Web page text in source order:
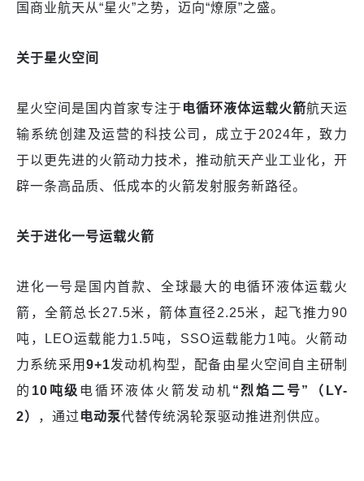
国商业航天从“星火”之势，迈向“燎原”之盛。
关于星火空间
星火空间是国内首家专注于电循环液体运载火箭航天运
输系统创建及运营的科技公司，成立于2024年，致力
于以更先进的火箭动力技术，推动航天产业工业化，开
辟一条高品质、低成本的火箭发射服务新路径。
关于进化一号运载火箭
进化一号是国内首款、全球最大的电循环液体运载火
箭，全箭总长27.5米，箭体直径2.25米，起飞推力90
吨，LEO运载能力1.5吨，SSO运载能力1吨。火箭动
力系统采用 9+1发动机构型，配备由星火空间自主研制
的 10吨级 电循环液体火箭发动机 “烈焰二号”（LY-
2）
，通过 电动泵代替传统涡轮泵驱动推进剂供应。